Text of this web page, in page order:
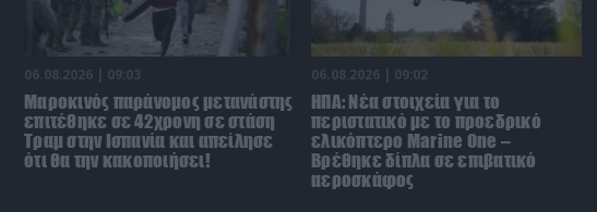
06.08.2026 | 09:03
Μαροκινός παράνομος μετανάστης
επιτέθηκε σε 42χρονη σε στάση
Τραμ στην Ισπανία και απείλησε
ότι θα την κακοποιήσει!
06.08.2026 | 09:02
ΗΠΑ: Nέα στοιχεία για το
περιστατικό με το προεδρικό
ελικόπτερο Marine One –
Βρέθηκε δίπλα σε επιβατικό
αεροσκάφος